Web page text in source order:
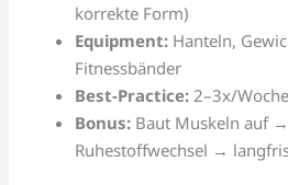
korrekte Form)
Equipment: Hanteln,
Fitnessbänder
Best-Practice: 2–3x/
Bonus: Baut Muskeln auf
Ruhestoffwechsel →